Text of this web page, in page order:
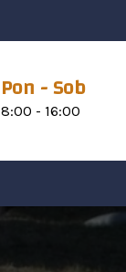
Pon - Sob
8:00 - 16:00